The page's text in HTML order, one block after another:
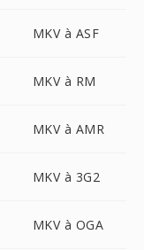
MKV à ASF
MKV à RM
MKV à AMR
MKV à 3G2
MKV à OGA